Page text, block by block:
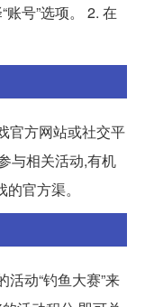
账号”选项。 2. 在
官方网站或社交平
与相关活动,有机
官方渠。
动“钓鱼大赛”来